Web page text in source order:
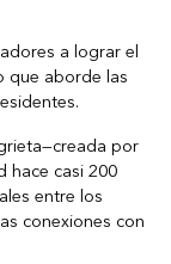
a lograr el
que aborde las
por
hace casi 200
entre los
conexiones con